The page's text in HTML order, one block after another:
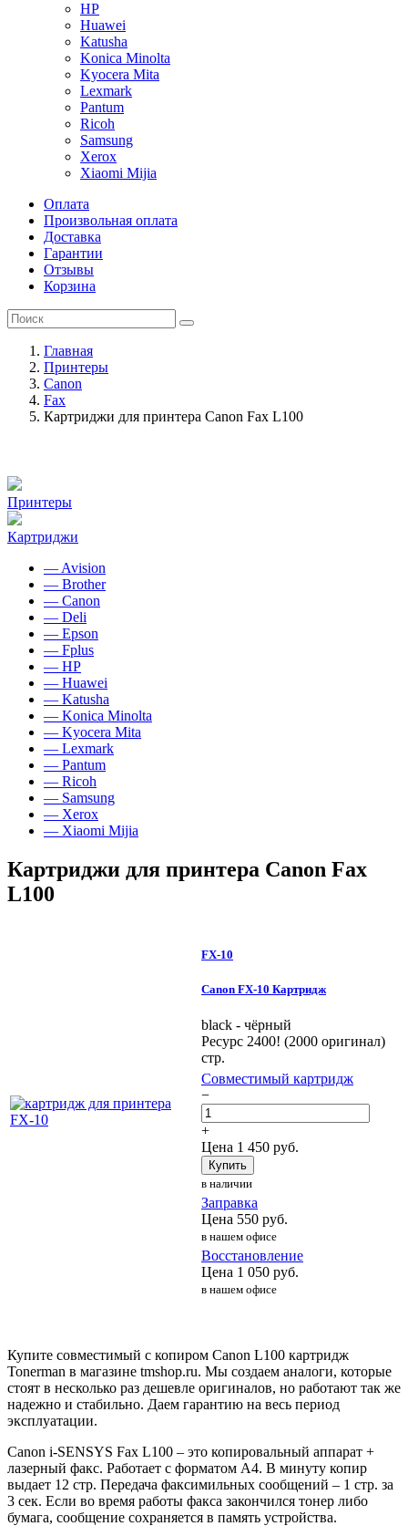
HP
Huawei
Katusha
Konica Minolta
Kyocera Mita
Lexmark
Pantum
Ricoh
Samsung
Xerox
Xiaomi Mijia
Оплата
Произвольная оплата
Доставка
Гарантии
Отзывы
Корзина
Главная
Принтеры
Canon
Fax
Картриджи для принтера Canon Fax L100
Принтеры
Картриджи
— Avision
— Brother
— Canon
— Deli
— Epson
— Fplus
— HP
— Huawei
— Katusha
— Konica Minolta
— Kyocera Mita
— Lexmark
— Pantum
— Ricoh
— Samsung
— Xerox
— Xiaomi Mijia
Картриджи для принтера Canon Fax
L100
FX-10
Canon FX-10 Картридж
black - чёрный
Ресурс 2400! (2000 оригинал)
стр.
Совместимый картридж
−
+
Цена 1 450 руб.
Купить
в наличии
Заправка
Цена 550 руб.
в нашем офисе
Восстановление
Цена 1 050 руб.
в нашем офисе
Купите совместимый с копиром Canon L100 картридж
Tonerman в магазине tmshop.ru. Мы создаем аналоги, которые
стоят в несколько раз дешевле оригиналов, но работают так же
надежно и стабильно. Даем гарантию на весь период
эксплуатации.
Canon i-SENSYS Fax L100 – это копировальный аппарат +
лазерный факс. Работает с форматом А4. В минуту копир
выдает 12 стр. Передача факсимильных сообщений – 1 стр. за
3 сек. Если во время работы факса закончился тонер либо
бумага, сообщение сохраняется в память устройства.